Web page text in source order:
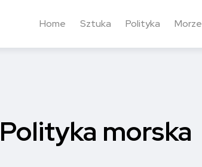
Home Sztuka Polityka Morze
Polityka morska